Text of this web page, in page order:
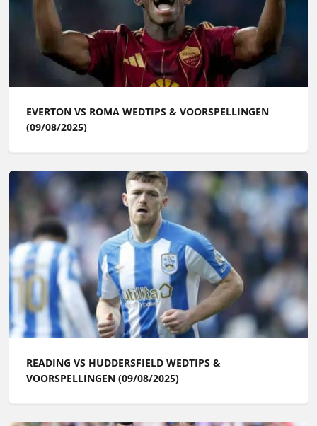
EVERTON VS ROMA WEDTIPS & VOORSPELLINGEN
(09/08/2025)
READING VS HUDDERSFIELD WEDTIPS &
VOORSPELLINGEN (09/08/2025)